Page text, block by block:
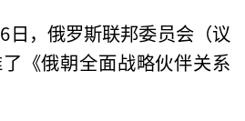
日，俄罗斯联邦委员会（议
《俄朝全面战略伙伴关系